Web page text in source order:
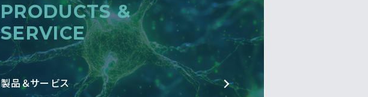
PRODUCTS &
SERVICE
製品＆サービス